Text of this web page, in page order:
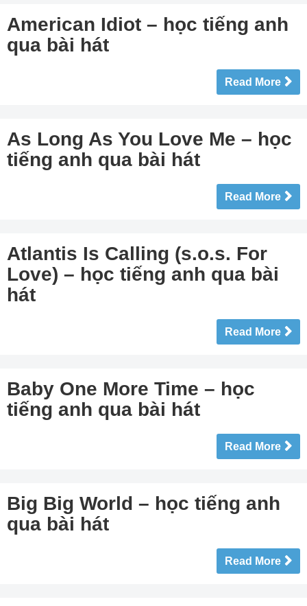
American Idiot – học tiếng anh
qua bài hát
Read More
As Long As You Love Me – học
tiếng anh qua bài hát
Read More
Atlantis Is Calling (s.o.s. For
Love) – học tiếng anh qua bài
hát
Read More
Baby One More Time – học
tiếng anh qua bài hát
Read More
Big Big World – học tiếng anh
qua bài hát
Read More